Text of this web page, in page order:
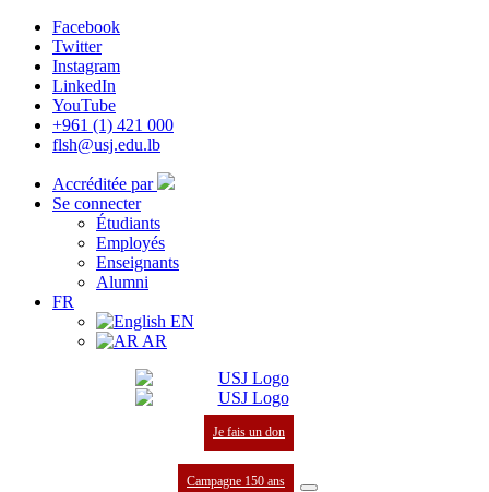
Facebook
Twitter
Instagram
LinkedIn
YouTube
+961 (1) 421 000
flsh@usj.edu.lb
Accréditée par
Se connecter
Étudiants
Employés
Enseignants
Alumni
FR
EN
AR
Je fais un don
Campagne 150 ans